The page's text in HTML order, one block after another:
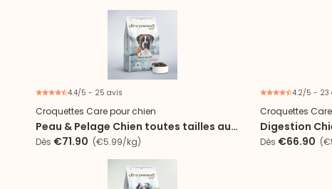
4.4/5 - 25 avis
Croquettes Care pour chien
Peau & Pelage Chien toutes tailles au
saumon
Dès €71.90 (€5.99/kg)
4.2/5 - 23
Croquettes
Digestion
Dès €66.90